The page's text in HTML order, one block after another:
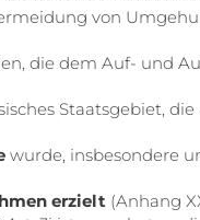
von
die dem Auf- und
Staatsgebiet,
wurde, insbesondere
erzielt (Anhang